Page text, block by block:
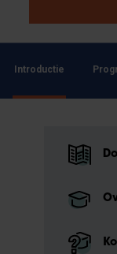
Introductie